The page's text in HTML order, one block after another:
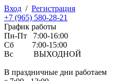
Вход / Регистрация
+7 (965) 580-28-21
График работы
Пн-Пт 7:00-16:00
Сб 7:00-15:00
Вс ВЫХОДНОЙ
В праздничные дни работаем